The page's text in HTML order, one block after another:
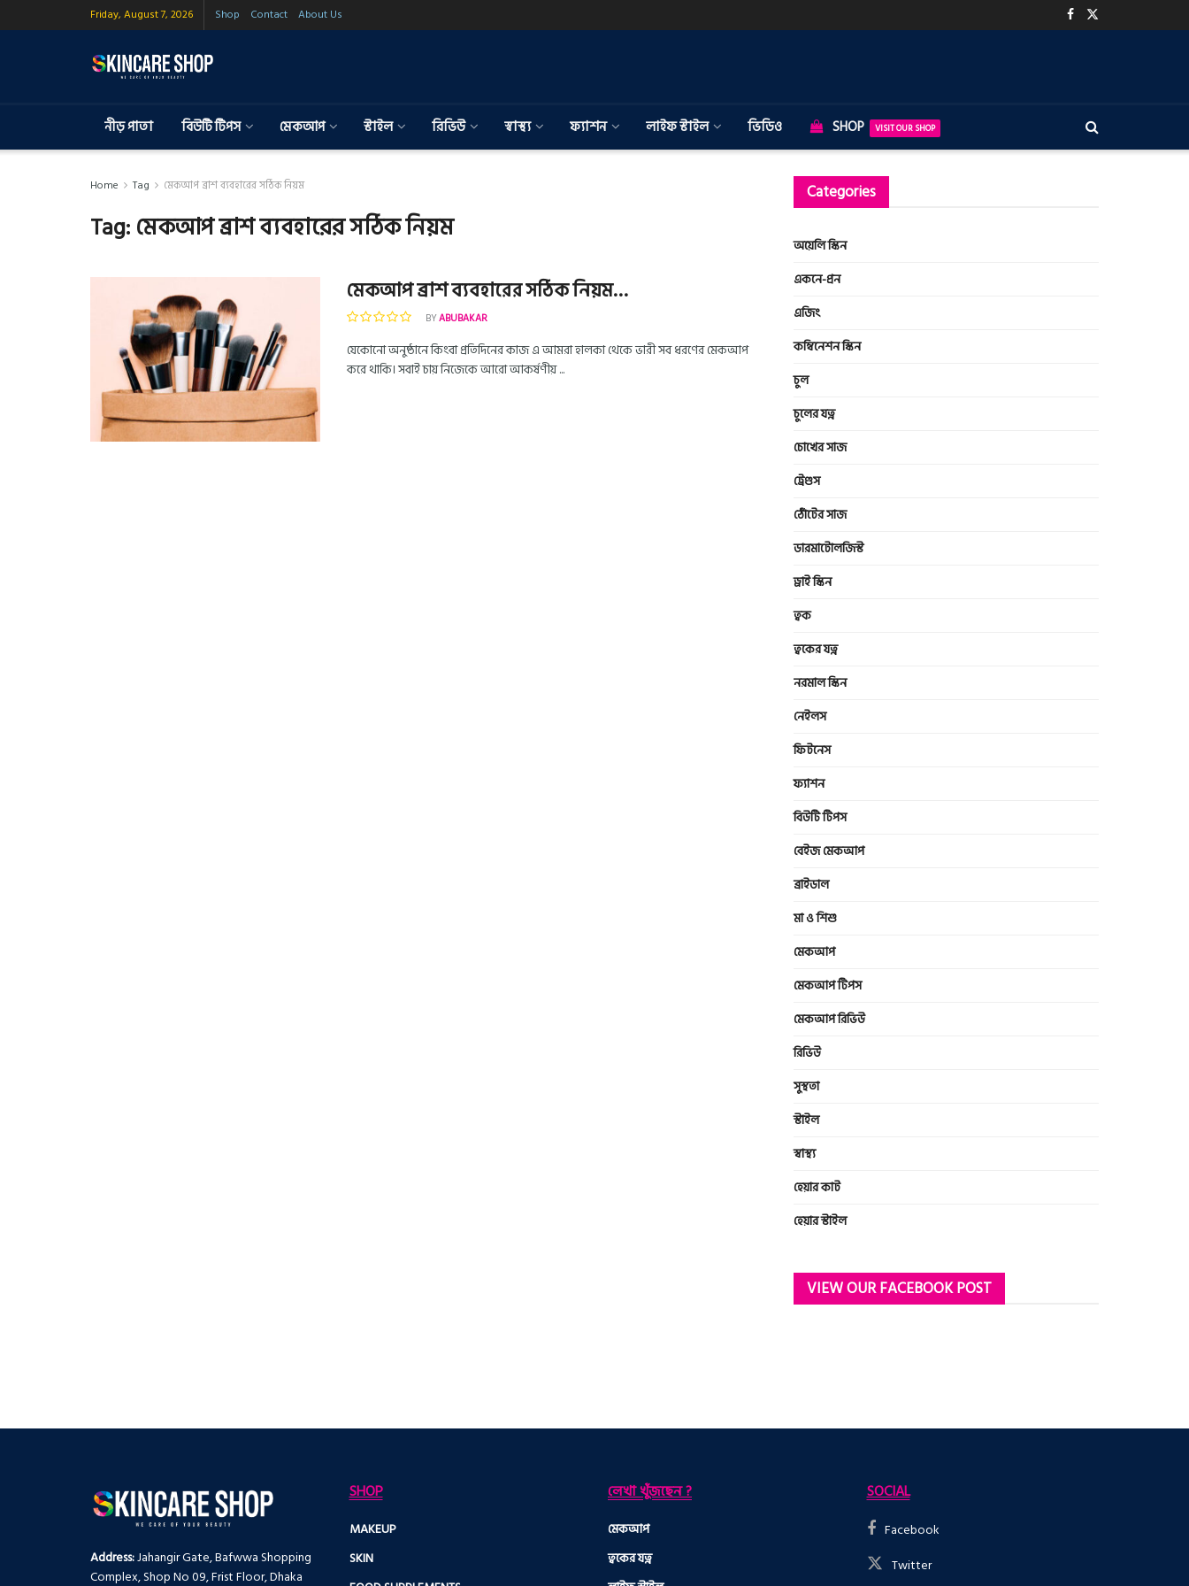
Friday, August 7, 2026 Shop Contact About Us
নীড় পাতা বিউটি টিপস মেকআপ স্টাইল রিভিউ স্বাস্থ্য ফ্যাশন লাইফ স্টাইল ভিডিও SHOP VISIT OUR SHOP
Home Tag মেকআপ ব্রাশ ব্যবহারের সঠিক নিয়ম
Tag:মেকআপ ব্রাশ ব্যবহারের সঠিক নিয়ম
মেকআপ ব্রাশ ব্যবহারের সঠিক নিয়ম…
BYABUBAKAR
যেকোনো অনুষ্ঠানে কিংবা প্রতিদিনের কাজ এ আমরা হালকা থেকে ভারী সব ধরণের মেকআপ
করে থাকি। সবাই চায় নিজেকে আরো আকর্ষণীয় ...
Categories
অয়েলি স্কিন
একনে-প্রন
এজিং
কম্বিনেশন স্কিন
চুল
চুলের যত্ন
চোখের সাজ
ট্রেণ্ডস
ঠোঁটের সাজ
ডারমাটোলজিস্ট
ড্রাই স্কিন
ত্বক
ত্বকের যত্ন
নরমাল স্কিন
নেইলস
ফিটনেস
ফ্যাশন
বিউটি টিপস
বেইজ মেকআপ
ব্রাইডাল
মা ও শিশু
মেকআপ
মেকআপ টিপস
মেকআপ রিভিউ
রিভিউ
সুস্থতা
স্টাইল
স্বাস্থ্য
হেয়ার কাট
হেয়ার স্টাইল
VIEW OUR FACEBOOK POST
Address:Jahangir Gate, Bafwwa Shopping
Complex, Shop No 09, Frist Floor, Dhaka
SHOP
MAKEUP
SKIN
লেখা খুঁজছেন ?
মেকআপ
ত্বকের যত্ন
SOCIAL
Facebook
Twitter